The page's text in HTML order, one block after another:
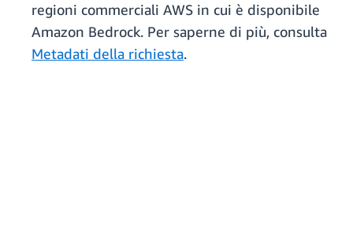
regioni commerciali AWS in cui è disponibile
Amazon Bedrock. Per saperne di più, consulta
Metadati della richiesta.